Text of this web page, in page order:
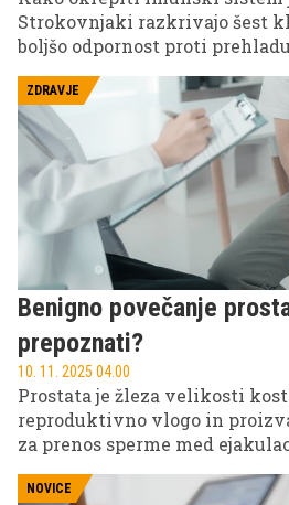
Strokovnjaki razkrivajo šest
boljšo odpornost proti
ZDRAVJE
Benigno povečanje
prepoznati?
10. 11. 2025 04.00
Prostata je žleza velikosti
reproduktivno vlogo in
za prenos sperme med
moških začne povečevati po
NOVICE